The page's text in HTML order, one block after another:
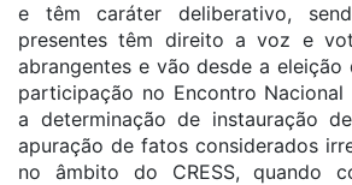
e têm caráter deliberativo,
presentes têm direito a voz e
abrangentes e vão desde a eleição
participação no Encontro Nacional
a determinação de instauração
apuração de fatos considerados
no âmbito do CRESS, quando